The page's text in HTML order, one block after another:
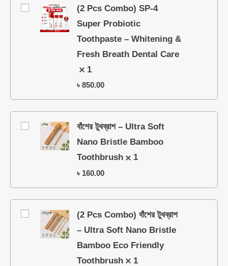
(2 Pcs Combo) SP-4
Super Probiotic
Toothpaste – Whitening &
Fresh Breath Dental Care
1
৳ 850.00
বাঁশের টুথব্রাশ – Ultra Soft
Nano Bristle Bamboo
Toothbrush
1
৳ 160.00
(2 Pcs Combo) বাঁশের টুথব্রাশ
– Ultra Soft Nano Bristle
Bamboo Eco Friendly
Toothbrush
1